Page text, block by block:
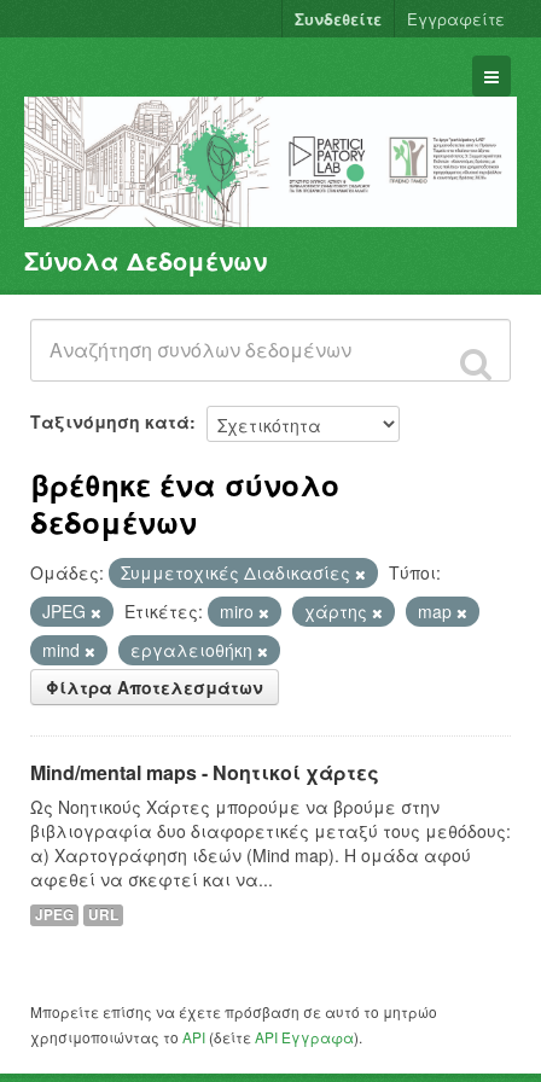
Συνδεθείτε Εγγραφείτε
Σύνολα Δεδομένων
Φορείς
Ομάδες
Σχετικά
Σύνολα Δεδομένων
Ταξινόμηση κατά
βρέθηκε ένα σύνολο
δεδομένων
Ομάδες: Συμμετοχικές Διαδικασίες
Τύποι:
JPEG
Ετικέτες: miro χάρτης
map
mind
εργαλειοθήκη
Φίλτρα Αποτελεσμάτων
Mind/mental maps - Νοητικοί χάρτες
Ως Νοητικούς Χάρτες μπορούμε να βρούμε στην
βιβλιογραφία δυο διαφορετικές μεταξύ τους μεθόδους:
α) Χαρτογράφηση ιδεών (Mind map). Η ομάδα αφού
αφεθεί να σκεφτεί και να...
JPEG URL
Μπορείτε επίσης να έχετε πρόσβαση σε αυτό το μητρώο
χρησιμοποιώντας το API (δείτε API Έγγραφα).